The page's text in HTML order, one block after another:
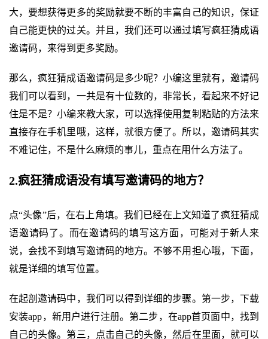
大，要想获得更多的奖励就要不断的丰富自己的知识，保证
自己能更快的过关。并且，我们还可以通过填写疯狂猜成语
邀请码，来得到更多奖励。
那么，疯狂猜成语邀请码是多少呢？小编这里就有，邀请码
我们可以看到，一共是有十位数的，非常长，看起来不好记
住是不是？小编来教大家，可以选择使用复制粘贴的方法来
直接存在手机里哦，这样，就很方便了。所以，邀请码其实
不难记住，不是什么麻烦的事儿，重点在用什么方法了。
2.疯狂猜成语没有填写邀请码的地方？
点“头像”后，在右上角填。我们已经在上文知道了疯狂猜成
语邀请码了。而在邀请码的填写这方面，可能对于新人来
说，会找不到填写邀请码的地方。不够不用担心哦，下面，
就是详细的填写位置。
在起剖邀请码中，我们可以得到详细的步骤。第一步，下载
安装app，新用户进行注册。第二步，在app首页面中，找到
自己的头像。第三，点击自己的头像，然后在里面，就可以